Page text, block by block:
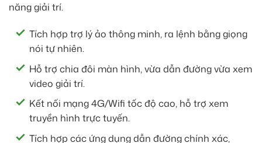
năng giải trí.
Tích hợp trợ lý ảo thông minh, ra lệnh bằng giọng
nói tự nhiên.
Hỗ trợ chia đôi màn hình, vừa dẫn đường vừa xem
video giải trí.
Kết nối mạng 4G/Wifi tốc độ cao, hỗ trợ xem
truyền hình trực tuyến.
Tích hợp các ứng dụng dẫn đường chính xác,